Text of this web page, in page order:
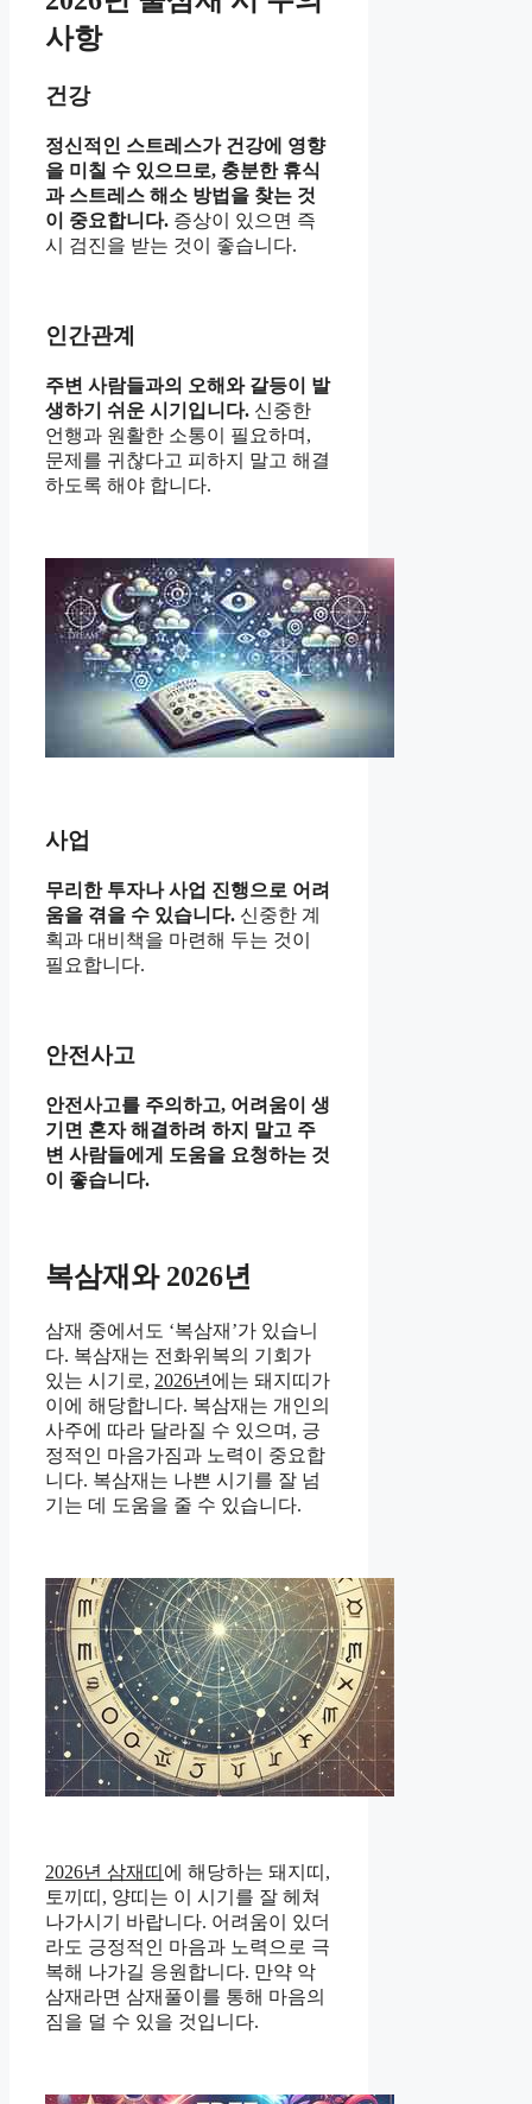
사항
건강
정신적인 스트레스가 건강에 영향
을 미칠 수 있으므로, 충분한 휴식
과 스트레스 해소 방법을 찾는 것
이 중요합니다. 증상이 있으면 즉
시 검진을 받는 것이 좋습니다.
인간관계
주변 사람들과의 오해와 갈등이 발
생하기 쉬운 시기입니다. 신중한
언행과 원활한 소통이 필요하며,
문제를 귀찮다고 피하지 말고 해결
하도록 해야 합니다.
사업
무리한 투자나 사업 진행으로 어려
움을 겪을 수 있습니다. 신중한 계
획과 대비책을 마련해 두는 것이
필요합니다.
안전사고
안전사고를 주의하고, 어려움이 생
기면 혼자 해결하려 하지 말고 주
변 사람들에게 도움을 요청하는 것
이 좋습니다.
복삼재와 2026년
삼재 중에서도 ‘복삼재’가 있습니
다. 복삼재는 전화위복의 기회가
있는 시기로, 2026년 에는 돼지띠가
이에 해당합니다. 복삼재는 개인의
사주에 따라 달라질 수 있으며, 긍
정적인 마음가짐과 노력이 중요합
니다. 복삼재는 나쁜 시기를 잘 넘
기는 데 도움을 줄 수 있습니다.
2026년 삼재띠 에 해당하는 돼지띠,
토끼띠, 양띠는 이 시기를 잘 헤쳐
나가시기 바랍니다. 어려움이 있더
라도 긍정적인 마음과 노력으로 극
복해 나가길 응원합니다. 만약 악
삼재라면 삼재풀이를 통해 마음의
짐을 덜 수 있을 것입니다.